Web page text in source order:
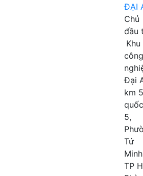
ĐẠI
Chủ
đầu
Khu
công
Đại
km
5,
Tứ
TP